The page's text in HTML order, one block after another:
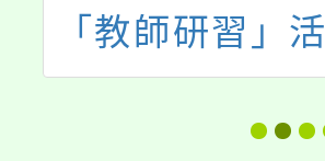
「教師研習」活
動簡章